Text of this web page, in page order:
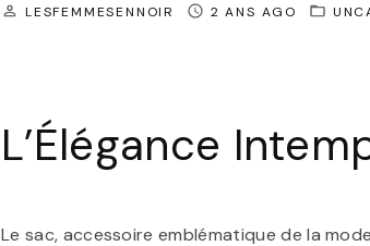
LESFEMMESENNOIR 2 ANS AGO
L’Élégance
Le sac, accessoire emblématique de la